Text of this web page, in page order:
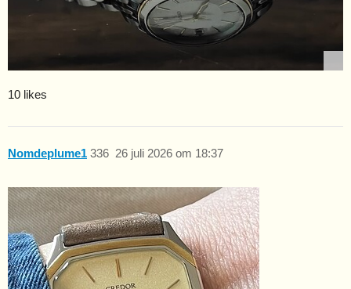
10 likes
Nomdeplume1 26 juli 2026 om 18:37
336